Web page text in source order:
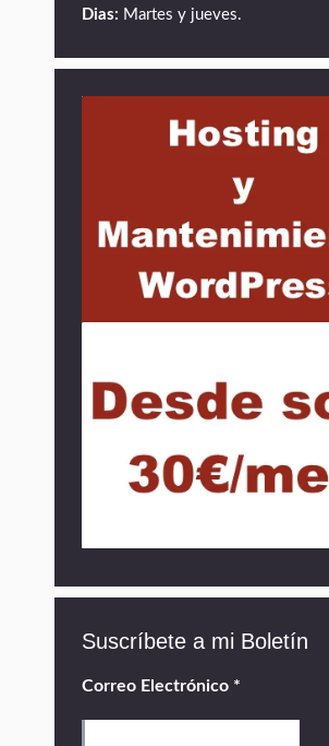
Dias: Martes y jueves.
Suscríbete a mi Boletín
Correo Electrónico *